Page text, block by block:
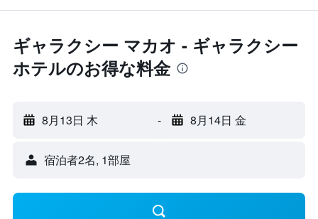
ギャラクシー マカオ - ギャラクシー
ホテルのお得な料金
8月13日 木 - 8月14日 金
宿泊者2名, 1​部屋